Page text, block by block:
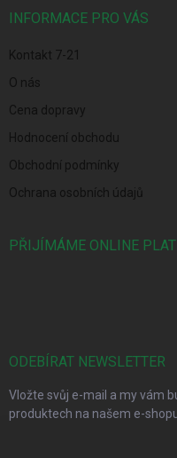
INFORMACE PRO VÁS
Kontakt 7-21
O nás
Cena dopravy
Hodnocení obchodu
Obchodní podmínky
Ochrana osobních údajů
PŘIJÍMÁME ONLINE
ODEBÍRAT NEWSLETTER
Vložte svůj e-mail a my vám
produktech na našem e-